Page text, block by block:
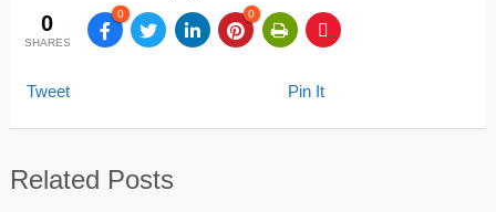
0
SHARES
0 0
Tweet Pin It
Related Posts